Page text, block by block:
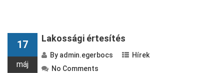
17
máj
Lakossági értesítés
By admin.egerbocs
Hírek
No Comments